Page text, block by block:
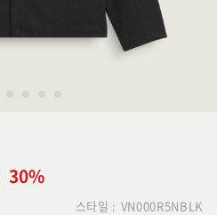
30%
스타일 : VN000R5NBLK